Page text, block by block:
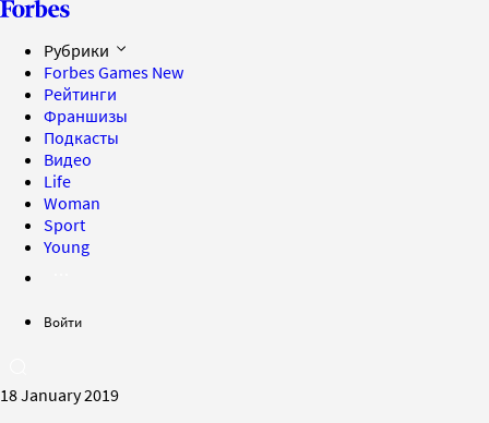
Рубрики
Forbes Games New
Рейтинги
Франшизы
Подкасты
Видео
Life
Woman
Sport
Young
Войти
18 January 2019